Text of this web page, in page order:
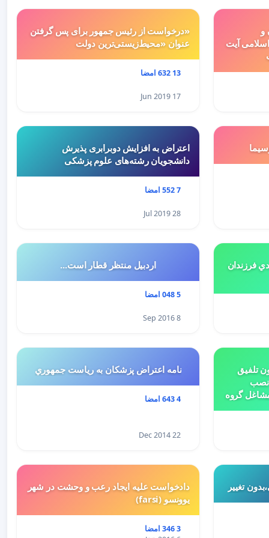
و
آیت
«درخواست از رئیس جمهور برای پس گرفتن
عنوان «محیط‌زیستی‌ترین دولت
13 632 امضا
17 Jun 2019
اعتراض به افزایش دوبرابری پذیرش
دانشجویان رشته‌های علوم پزشکی
7 552 امضا
28 Jul 2019
ي جديد ٥درصدي فرزندان
اردبیل منتظر قطار است...
5 048 امضا
8 Sep 2016
تلفیق
نصب
گروه
کاربری
نامه اعتراض پزشكان به رياست جمهوري
4 643 امضا
22 Dec 2014
تغییر
دادخواست علیه ایجاد رعب و وحشت در شهر
یوونسو (farsi)
3 346 امضا